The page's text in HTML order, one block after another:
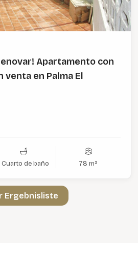
Apartamento con
venta en Palma El
Cuarto de baño 78 m²
Ergebnisliste